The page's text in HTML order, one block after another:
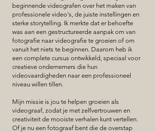
beginnende videografen over het maken van
professionele video's, de juiste instellingen en
sterke storytelling. Ik merkte dat er behoefte
was aan een gestructureerde aanpak om van
fotografie naar videografie te groeien of om
vanuit het niets te beginnen. Daarom heb ik
een complete cursus ontwikkeld, speciaal voor
creatieve ondernemers die hun
videovaardigheden naar een professioneel
niveau willen tillen.
Mijn missie is jou te helpen groeien als
videograaf, zodat je met zelfvertrouwen en
creativiteit de mooiste verhalen kunt vertellen.
Of je nu een fotograaf bent die de overstap